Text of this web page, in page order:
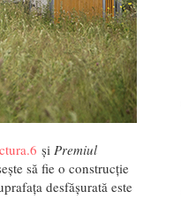
și Premiul
să fie o construcție
desfășurată este